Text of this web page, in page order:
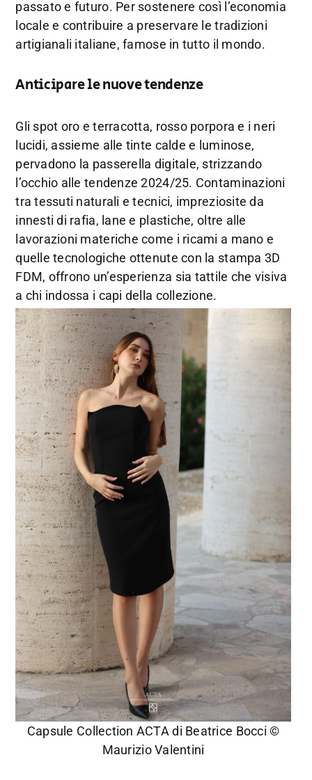
passato e futuro. Per sostenere così l’economia
locale e contribuire a preservare le tradizioni
artigianali italiane, famose in tutto il mondo.
Anticipare le nuove tendenze
Gli spot oro e terracotta, rosso porpora e i neri
lucidi, assieme alle tinte calde e luminose,
pervadono la passerella digitale, strizzando
l’occhio alle tendenze 2024/25. Contaminazioni
tra tessuti naturali e tecnici, impreziosite da
innesti di rafia, lane e plastiche, oltre alle
lavorazioni materiche come i ricami a mano e
quelle tecnologiche ottenute con la stampa 3D
FDM, offrono un’esperienza sia tattile che visiva
a chi indossa i capi della collezione.
Capsule Collection ACTA di Beatrice Bocci ©
Maurizio Valentini